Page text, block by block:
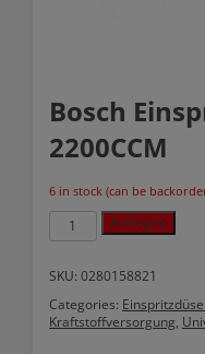
Bosch
2200CCM
6 in stock (can be
Bosch
Einspritzventil
quantity
Anfragen
SKU: 0280158821
Categories:
Kraftstoffversorgung,